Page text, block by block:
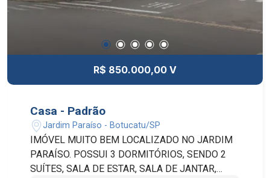
R$ 850.000,00 V
Casa - Padrão
Jardim Paraíso - Botucatu/SP
IMÓVEL MUITO BEM LOCALIZADO NO JARDIM
PARAÍSO. POSSUI 3 DORMITÓRIOS, SENDO 2
SUÍTES, SALA DE ESTAR, SALA DE JANTAR,